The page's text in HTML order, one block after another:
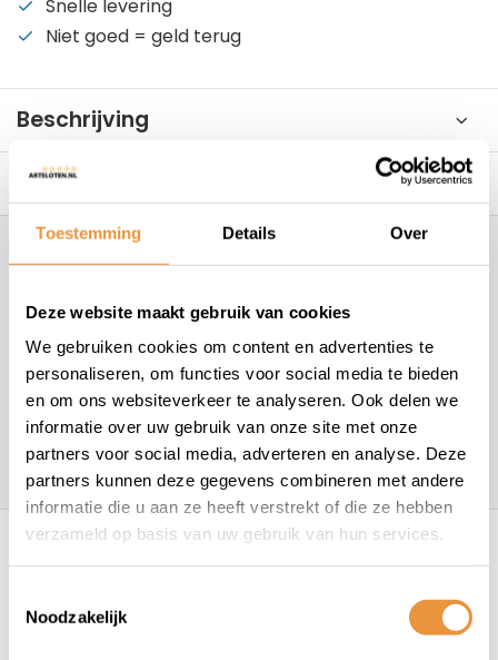
Toestemming Details Over
Deze website maakt gebruik van cookies
We gebruiken cookies om content en advertenties te
personaliseren, om functies voor social media te bieden
en om ons websiteverkeer te analyseren. Ook delen we
informatie over uw gebruik van onze site met onze
partners voor social media, adverteren en analyse. Deze
partners kunnen deze gegevens combineren met andere
informatie die u aan ze heeft verstrekt of die ze hebben
verzameld op basis van uw gebruik van hun services.
Noodzakelijk
Snelle levering
Niet goed = geld terug
Beschrijving
Reviews
Hoe kunnen wij je helpen?
+31 78 780 2330
info@artsloten.nl
157 klanten geven een 4.7/5 op
Recent bekeken